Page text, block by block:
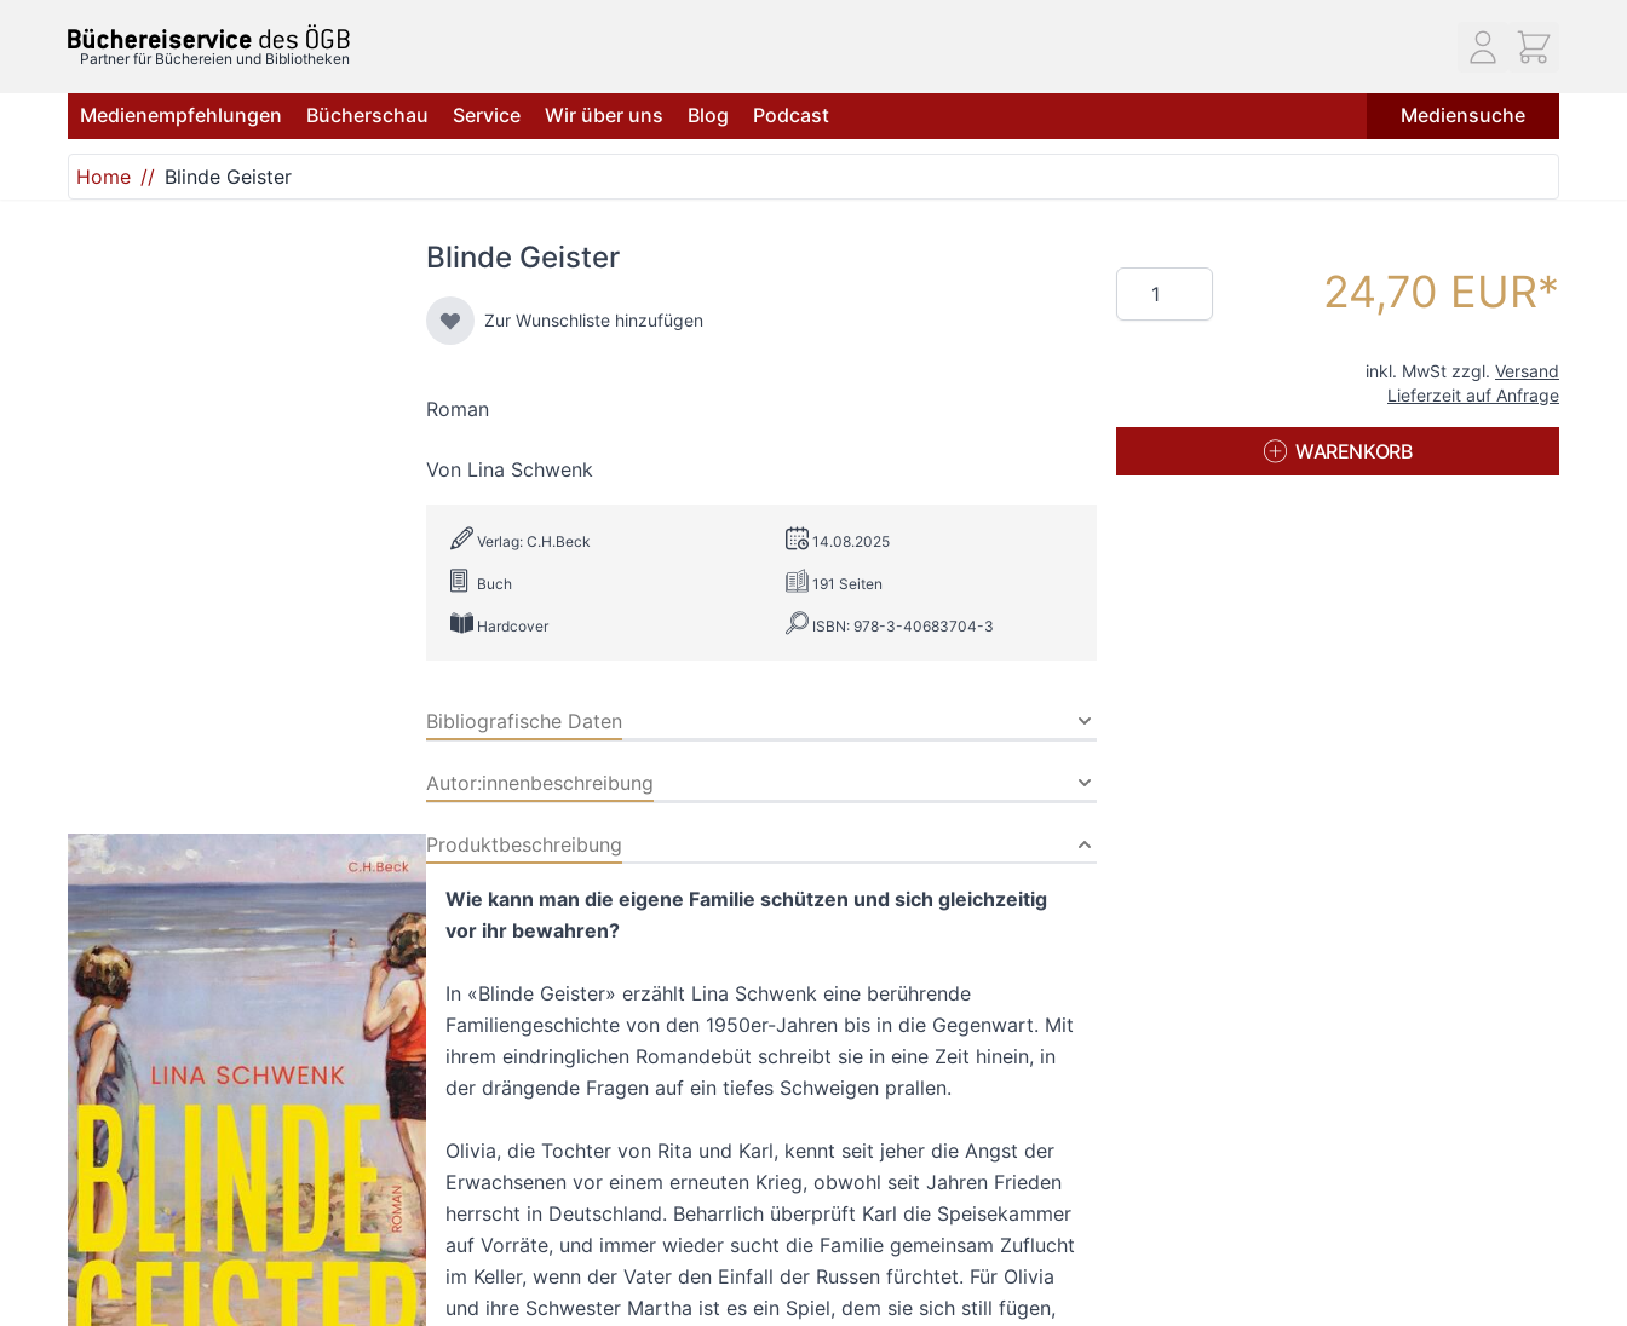
Partner für Büchereien und Bibliotheken
Medienempfehlungen Bücherschau Service Wir über uns Blog Podcast Mediensuche
Home Blinde Geister
Blinde Geister
Zur Wunschliste hinzufügen
Roman
Von Lina Schwenk
Verlag: C.H.Beck 14.08.2025
Buch 191 Seiten
Hardcover ISBN: 978-3-40683704-3
Bibliografische Daten
Autor:innenbeschreibung
Produktbeschreibung
Wie kann man die eigene Familie schützen und sich gleichzeitig
vor ihr bewahren?
In «Blinde Geister» erzählt Lina Schwenk eine berührende
Familiengeschichte von den 1950er-Jahren bis in die Gegenwart. Mit
ihrem eindringlichen Romandebüt schreibt sie in eine Zeit hinein, in
der drängende Fragen auf ein tiefes Schweigen prallen.
Olivia, die Tochter von Rita und Karl, kennt seit jeher die Angst der
Erwachsenen vor einem erneuten Krieg, obwohl seit Jahren Frieden
herrscht in Deutschland. Beharrlich überprüft Karl die Speisekammer
auf Vorräte, und immer wieder sucht die Familie gemeinsam Zuflucht
im Keller, wenn der Vater den Einfall der Russen fürchtet. Für Olivia
und ihre Schwester Martha ist es ein Spiel, dem sie sich still fügen,
Menge 24,70 EUR
inkl. MwSt zzgl. Versand
Lieferzeit auf Anfrage
WARENKORB